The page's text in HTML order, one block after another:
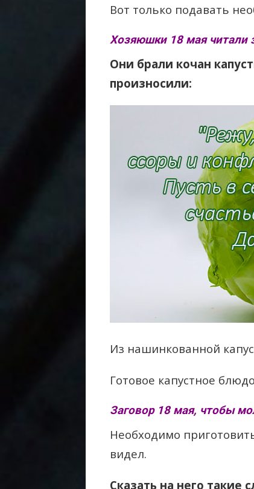
Вот только подавать
Хозяюшки 18 мая читали
Они брали кочан
произносили:
Из нашинкованной
Готовое капустное
Заговор 18 мая, чтобы
Необходимо
видел.
Сказать на него такие